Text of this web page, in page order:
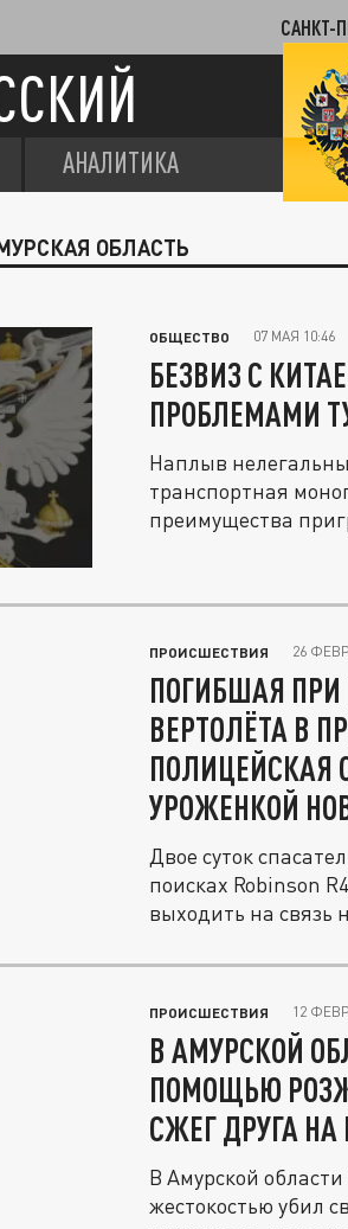
САНКТ-
АНАЛИТИКА
ОБЛАСТЬ
ОБЩЕСТВО 07 МАЯ 10:46
БЕЗВИЗ С
ПРОБЛЕМАМИ
Наплыв
транспортная
преимущества
ПРОИСШЕСТВИЯ 26
ПОГИБШАЯ
ВЕРТОЛЁТА В
ПОЛИЦЕЙСКАЯ
УРОЖЕНКОЙ
Двое суток
поисках Robinson
выходить на связь
ПРОИСШЕСТВИЯ 12
В АМУРСКОЙ
ПОМОЩЬЮ
СЖЕГ ДРУГА
В Амурской
жестокостью убил